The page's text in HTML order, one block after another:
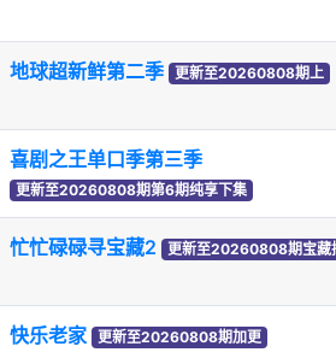
地球超新鲜第二季 更新至20260808期上
喜剧之王单口季第三季
更新至20260808期第6期纯享下集
忙忙碌碌寻宝藏2 更新至20260808期宝藏
快乐老家 更新至20260808期加更